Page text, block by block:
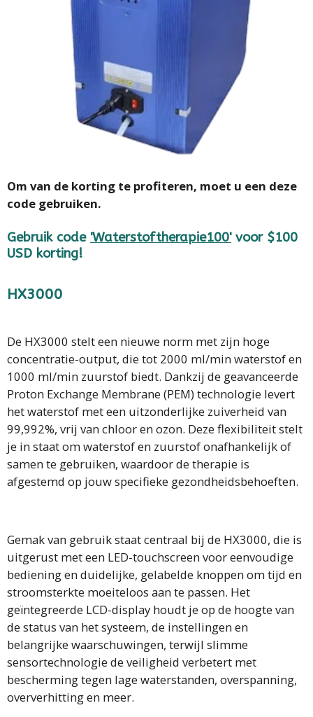
Om van de korting te profiteren, moet u een deze
code gebruiken.
Gebruik code 'Waterstoftherapie100' voor $100
USD korting!
HX3000
De HX3000 stelt een nieuwe norm met zijn hoge
concentratie-output, die tot 2000 ml/min waterstof en
1000 ml/min zuurstof biedt. Dankzij de geavanceerde
Proton Exchange Membrane (PEM) technologie levert
het waterstof met een uitzonderlijke zuiverheid van
99,992%, vrij van chloor en ozon. Deze flexibiliteit stelt
je in staat om waterstof en zuurstof onafhankelijk of
samen te gebruiken, waardoor de therapie is
afgestemd op jouw specifieke gezondheidsbehoeften.
Gemak van gebruik staat centraal bij de HX3000, die is
uitgerust met een LED-touchscreen voor eenvoudige
bediening en duidelijke, gelabelde knoppen om tijd en
stroomsterkte moeiteloos aan te passen. Het
geïntegreerde LCD-display houdt je op de hoogte van
de status van het systeem, de instellingen en
belangrijke waarschuwingen, terwijl slimme
sensortechnologie de veiligheid verbetert met
bescherming tegen lage waterstanden, overspanning,
oververhitting en meer.